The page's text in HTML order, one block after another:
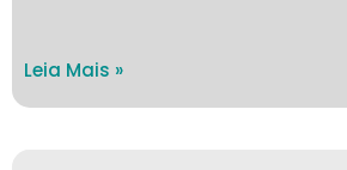
Leia Mais »